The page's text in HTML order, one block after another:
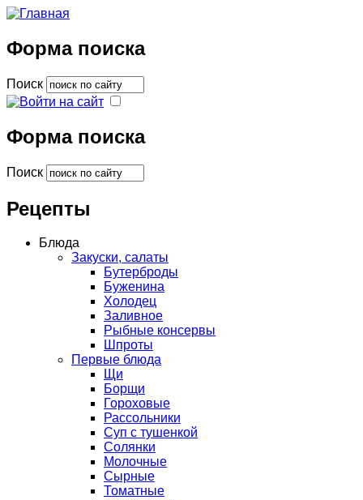
Форма поиска
Поиск
Форма поиска
Поиск
Рецепты
Блюда
Закуски, салаты
Бутерброды
Буженина
Холодец
Заливное
Рыбные консервы
Шпроты
Первые блюда
Щи
Борщи
Гороховые
Рассольники
Суп с тушенкой
Солянки
Молочные
Сырные
Томатные